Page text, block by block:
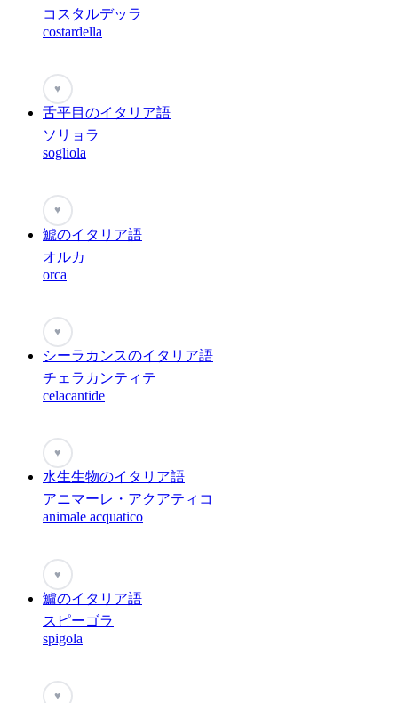
コスタルデッラ
costardella
♥
舌平目のイタリア語
ソリョラ
sogliola
♥
鯱のイタリア語
オルカ
orca
♥
シーラカンスのイタリア語
チェラカンティテ
celacantide
♥
水生生物のイタリア語
アニマーレ・アクアティコ
animale acquatico
♥
鱸のイタリア語
スピーゴラ
spigola
♥